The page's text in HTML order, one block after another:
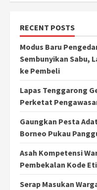
RECENT POSTS
Modus Baru
Sembunyikan Sabu,
ke Pembeli
Lapas Tenggarong
Perketat
Gaungkan Pesta
Borneo Pukau
Asah Kompetensi
Pembekalan Kode
Serap Masukan